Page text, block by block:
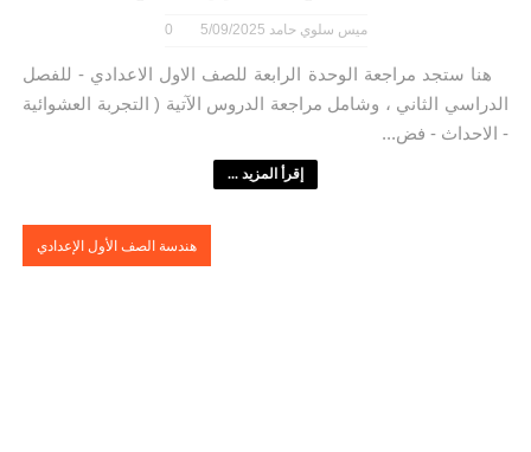
ميس سلوي حامد 5/09/2025
0
هنا ستجد مراجعة الوحدة الرابعة للصف الاول الاعدادي - للفصل
الدراسي الثاني ، وشامل مراجعة الدروس الآتية ( التجربة العشوائية
- الاحداث - فض...
إقرأ المزيد ...
هندسة الصف الأول الإعدادي